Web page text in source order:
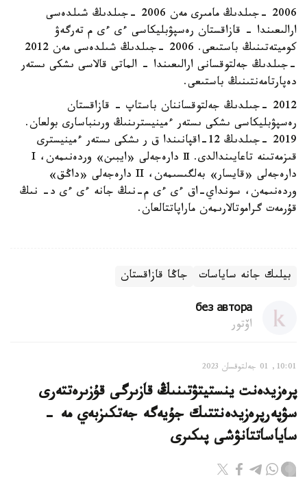
2006 -جىلدىڭ مامىرى مەن 2006 -جىلدىڭ شىلدەسى
ارالىعىندا - قازاقستان رەسپۋبليكاسى ءى ءى م تەرگەۋ
كوميتەتىنىڭ باستىعى. 2006 -جىلدىڭ شىلدەسى مەن 2012
-جىلدىڭ جەلتوقسانى ارالىعىندا - الماتى قالاسى ىشكى ىستەر
دەپارتامەنتىنىڭ باستىعى.
2012 -جىلدىڭ جەلتوقساننان باستاپ - قازاقستان
رەسپۋبليكاسى ىشكى ىستەر ءمينيسترىنىڭ ورىنباسارى بولعان.
2019 -جىلدىڭ 12-اقپانىندا ق ر ىشكى ىستەر ءمينيسترى
قىزمەتىنە تاعايىندالدى. Ⅱ دارەجەلى «ايبىن» وردەنىمەن، I
دارەجەلى «قايسار» بەلگىسىمەن، II دارەجەلى «داڭق»
وردەنىمەن، سونداي-اق ءى ءى م-نىڭ جانە ءى ءى د- نىڭ
قۇرمەت گراموتالارىمەن ماراپاتتالعان.
بيلىك جانە ساياسات جاڭا قازاقستان
без автора
اۆتور
10:01, 01 جەلتوقسان 2023
پرەزيدەنت ينستيتۋتىنىڭ قازىرگى قۇزىرەتتەرى
سۋپەرپرەزيدەنتتىك جۇيەگە جەتكىزبەي مە -
ساياساتتانۋشى پىكىرى